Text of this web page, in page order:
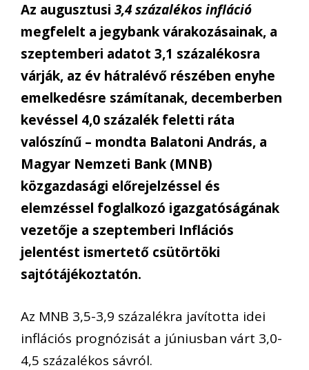
Az augusztusi 3,4 százalékos infláció
megfelelt a jegybank várakozásainak, a
szeptemberi adatot 3,1 százalékosra
várják, az év hátralévő részében enyhe
emelkedésre számítanak, decemberben
kevéssel 4,0 százalék feletti ráta
valószínű – mondta Balatoni András, a
Magyar Nemzeti Bank (MNB)
közgazdasági előrejelzéssel és
elemzéssel foglalkozó igazgatóságának
vezetője a szeptemberi Inflációs
jelentést ismertető csütörtöki
sajtótájékoztatón.
Az MNB 3,5-3,9 százalékra javította idei
inflációs prognózisát a júniusban várt 3,0-
4,5 százalékos sávról.